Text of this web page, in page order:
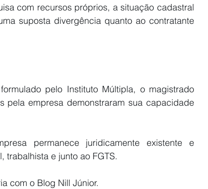
com recursos próprios, a situação cadastral
suposta divergência quanto ao contratante
pelo Instituto Múltipla, o magistrado
pela empresa demonstraram sua capacidade
permanece juridicamente existente e
e junto ao FGTS.
com o Blog Nill Júnior.